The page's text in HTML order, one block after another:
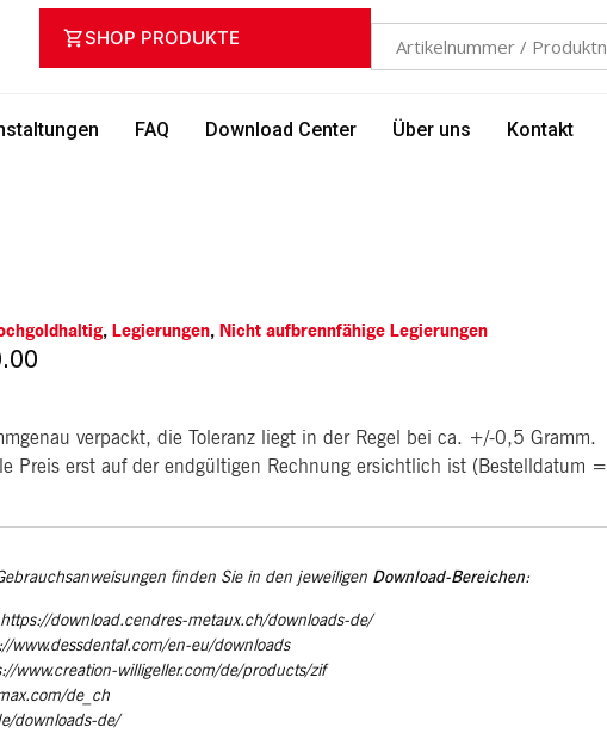
SHOP PRODUKTE
FAQ Download Center Über uns Kontakt
, Legierungen, Nicht aufbrennfähige Legierungen
verpackt, die Toleranz liegt in der Regel bei ca. +/-0,5 Gramm.
Preis erst auf der endgültigen Rechnung ersichtlich ist (Bestelldatum =
finden Sie in den jeweiligen Download-Bereichen:
https://download.cendres-metaux.ch/downloads-de/
www.dessdental.com/en-eu/downloads
www.creation-willigeller.com/de/products/zif
de_ch
downloads-de/